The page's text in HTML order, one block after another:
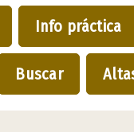
Info práctica
Buscar